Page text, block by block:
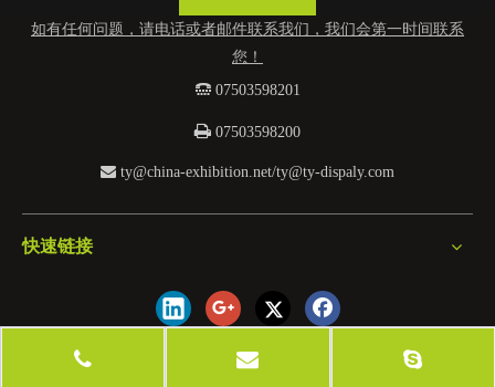
如有任何问题，请电话或者邮件联系我们，我们会第一时间联系
您！
 07503598201
 07503598200
 ty@china-exhibition.net/ty@ty-dispaly.com
快速链接
2019江门市天域展示器材有限公司 版权所有
网站地图